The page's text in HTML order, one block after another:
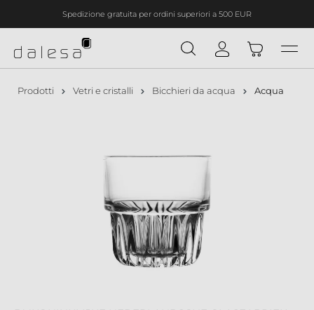
principaleSpedizione gratuita per ordini superiori a 500 EUR
Prodotti Vetri e cristalli Bicchieri da acqua Acqua